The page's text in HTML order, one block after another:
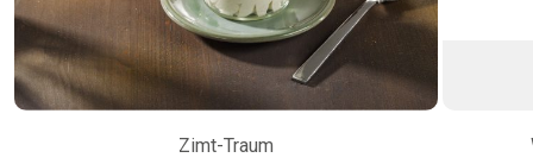
Zimt-Traum